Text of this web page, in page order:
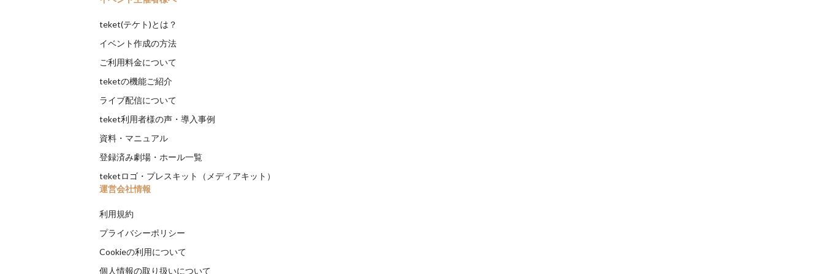
teket(テケト)とは？
イベント作成の方法
ご利用料金について
teketの機能ご紹介
ライブ配信について
teket利用者様の声・導入事例
資料・マニュアル
登録済み劇場・ホール一覧
teketロゴ・プレスキット（メディアキット）
運営会社情報
利用規約
プライバシーポリシー
Cookieの利用について
個人情報の取り扱いについて